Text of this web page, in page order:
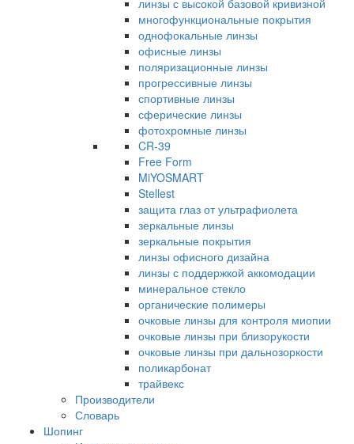
линзы с высокой базовой кривизной
многофункциональные покрытия
однофокальные линзы
офисные линзы
поляризационные линзы
прогрессивные линзы
спортивные линзы
сферические линзы
фотохромные линзы
CR-39
Free Form
MiYOSMART
Stellest
защита глаз от ультрафиолета
зеркальные линзы
зеркальные покрытия
линзы офисного дизайна
линзы с поддержкой аккомодации
минеральное стекло
органические полимеры
очковые линзы для контроля миопии
очковые линзы при близорукости
очковые линзы при дальнозоркости
поликарбонат
трайвекс
Производители
Словарь
Шопинг